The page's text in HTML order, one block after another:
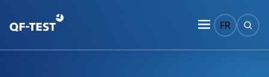
FR